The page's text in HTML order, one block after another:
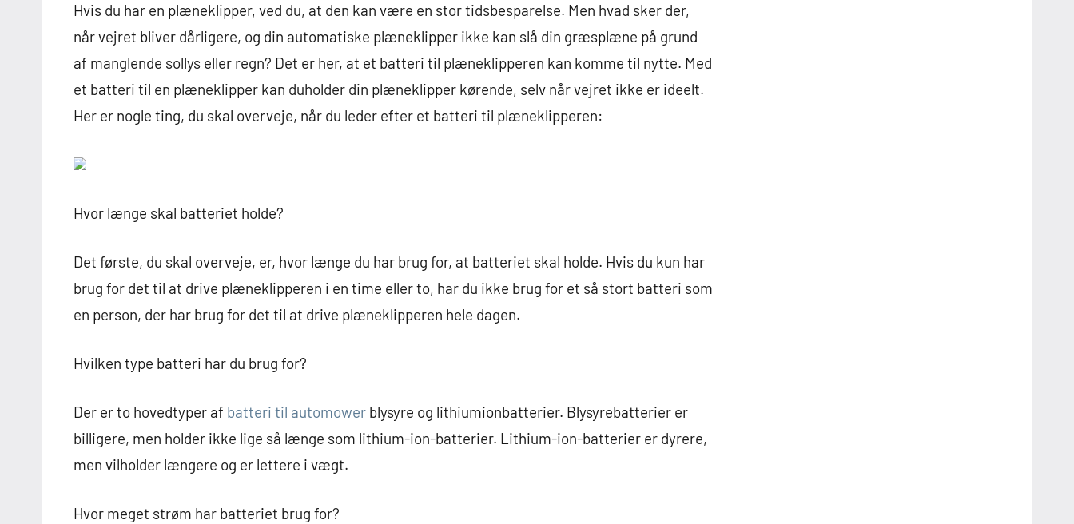
Hvis du har en plæneklipper, ved du, at den kan være en stor tidsbesparelse. Men hvad sker der,
når vejret bliver dårligere, og din automatiske plæneklipper ikke kan slå din græsplæne på grund
af manglende sollys eller regn? Det er her, at et batteri til plæneklipperen kan komme til nytte. Med
et batteri til en plæneklipper kan duholder din plæneklipper kørende, selv når vejret ikke er ideelt.
Her er nogle ting, du skal overveje, når du leder efter et batteri til plæneklipperen:
Hvor længe skal batteriet holde?
Det første, du skal overveje, er, hvor længe du har brug for, at batteriet skal holde. Hvis du kun har
brug for det til at drive plæneklipperen i en time eller to, har du ikke brug for et så stort batteri som
en person, der har brug for det til at drive plæneklipperen hele dagen.
Hvilken type batteri har du brug for?
Der er to hovedtyper af batteri til automower blysyre og lithiumionbatterier. Blysyrebatterier er
billigere, men holder ikke lige så længe som lithium-ion-batterier. Lithium-ion-batterier er dyrere,
men vilholder længere og er lettere i vægt.
Hvor meget strøm har batteriet brug for?